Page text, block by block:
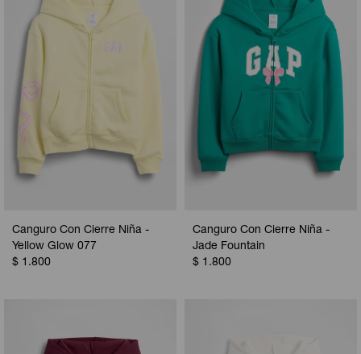
Canguro Con Cierre Niña -
Yellow Glow 077
$ 1.800
Canguro Con Cierre Niña -
Jade Fountain
$ 1.800
Camperas
Musculosas
Shorts
Vestidos y polleras
Calzas
Camperas
Chalecos
Shorts
Ropa interior
Camperas
Chalecos
Ropa interior
Pijamas
Camperas
Pijamas
Sets
Sets